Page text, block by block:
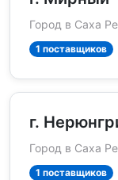
Город в Саха
1 поставщиков
г.
Город в Саха
1 поставщиков